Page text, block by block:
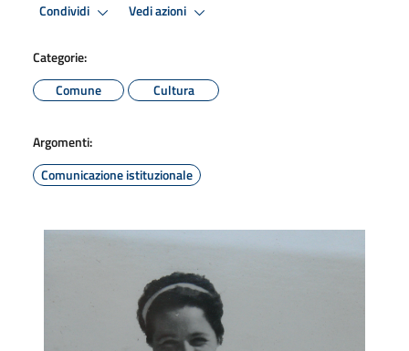
Condividi Vedi azioni
Categorie:
Comune
Cultura
Argomenti:
Comunicazione istituzionale